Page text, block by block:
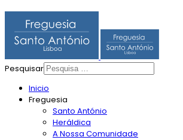
Pesquisar
Inicio
Freguesia
Santo António
Heráldica
A Nossa Comunidade